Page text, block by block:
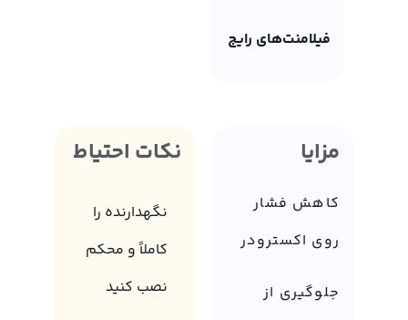
فیلامنت‌های رایج
مزایا
کاهش فشار
روی اکسترودر
جلوگیری از
نکات احتیاط
نگهدارنده را
کاملاً و محکم
نصب کنید